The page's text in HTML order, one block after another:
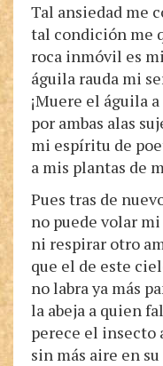
Tal ansiedad me
tal condición me
roca inmóvil es
águila rauda mi
¡Muere el águila
por ambas alas
mi espíritu de
a mis plantas de
Pues tras de
no puede volar
ni respirar otro
que el de este
no labra ya más
la abeja a quien
perece el insecto
sin más aire en